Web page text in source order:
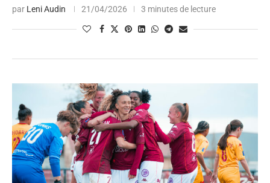
par Leni Audin 21/04/2026 3 minutes de lecture